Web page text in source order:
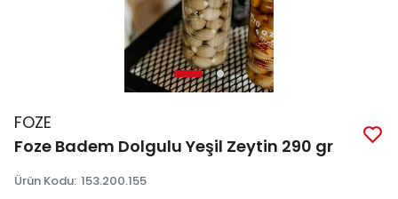
FOZE
Foze Badem Dolgulu Yeşil Zeytin 290 gr
Ürün Kodu: 153.200.155